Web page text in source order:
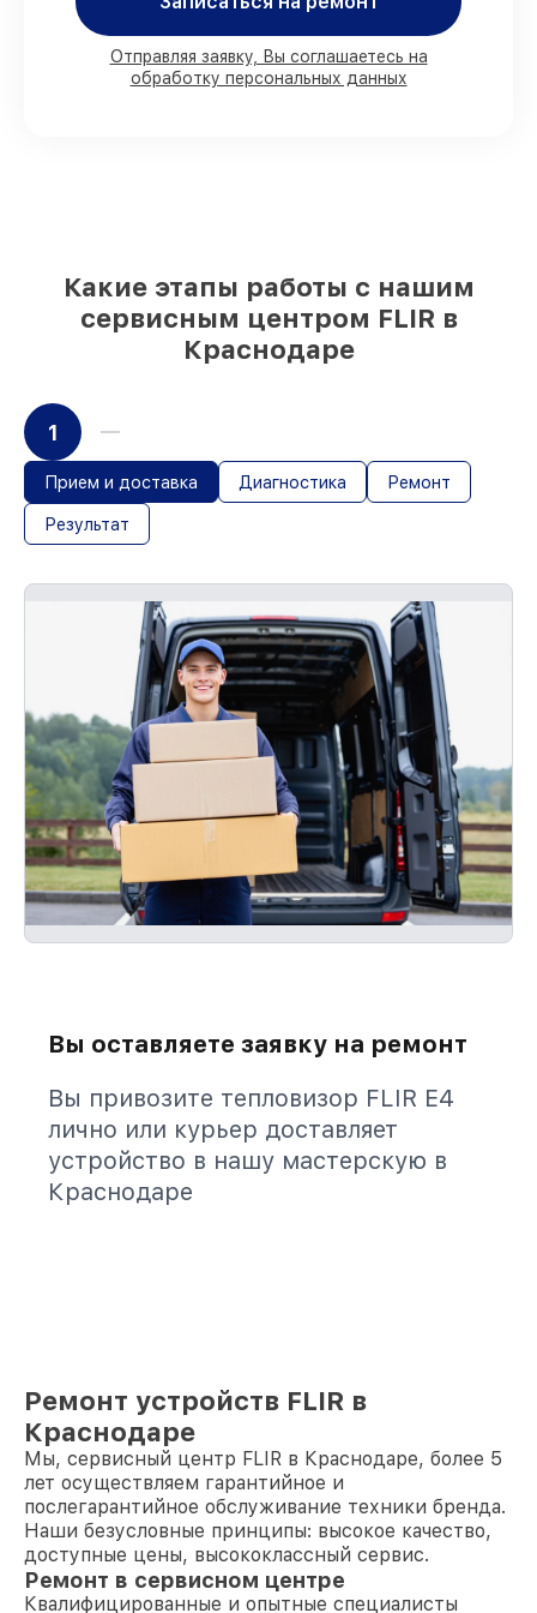
Подлинные запчасти FLIR и надёжные
аналоги– с учётом любых финансовых
Отправляя заявку, Вы соглашаетесь на
обработку персональных данных
Какие этапы работы с нашим
сервисным центром FLIR в
Краснодаре
1
Прием и доставка Диагностика Ремонт
Результат
Вы оставляете заявку на ремонт
Вы привозите тепловизор FLIR E4
лично или курьер доставляет
устройство в нашу мастерскую в
Краснодаре
Ремонт устройств FLIR в
Краснодаре
Мы, сервисный центр FLIR в Краснодаре, более 5
лет осуществляем гарантийное и
послегарантийное обслуживание техники бренда.
Наши безусловные принципы: высокое качество,
доступные цены, высококлассный сервис.
Ремонт в сервисном центре
Квалифицированные и опытные специалисты